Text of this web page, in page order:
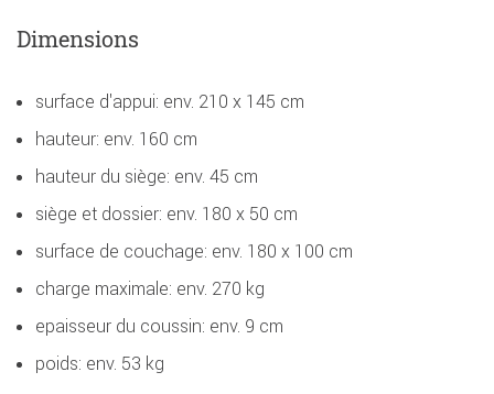
Dimensions
surface d'appui: env. 210 x 145 cm
hauteur: env. 160 cm
hauteur du siège: env. 45 cm
siège et dossier: env. 180 x 50 cm
surface de couchage: env. 180 x 100 cm
charge maximale: env. 270 kg
epaisseur du coussin: env. 9 cm
poids: env. 53 kg